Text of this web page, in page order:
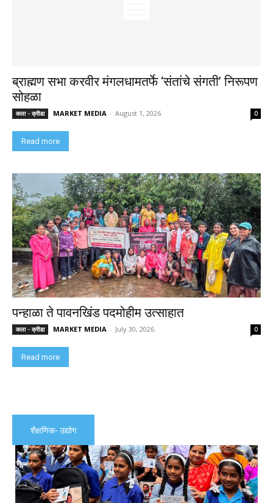
ब्राह्मण सभा करवीर मंगलधामतर्फे ‘संतांचे संगती’ निरूपण
सोहळा
कला - क्रीडा MARKET MEDIA - August 1, 2026 0
Read more
पन्हाळा ते पावनखिंड पदमोहीम उत्साहात
कला - क्रीडा MARKET MEDIA - July 30, 2026 0
Read more
शैक्षणिक- उद्योग